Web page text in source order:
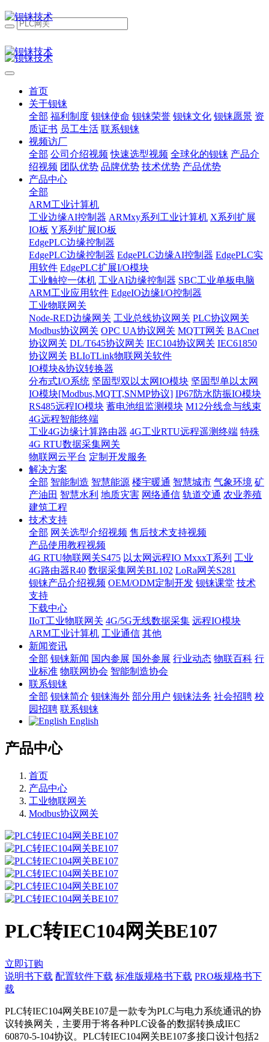
首页
关于钡铼
全部 福利制度 钡铼使命 钡铼荣誉 钡铼文化 钡铼愿景 资
质证书 员工生活 联系钡铼
视频访厂
全部 公司介绍视频 快速选型视频 全球化的钡铼 产品介
绍视频 团队优势 品牌优势 技术优势 产品优势
产品中心
全部
ARM工业计算机
工业边缘AI控制器 ARMxy系列工业计算机 X系列扩展
IO板 Y系列扩展IO板
EdgePLC边缘控制器
EdgePLC边缘控制器 EdgePLC边缘AI控制器 EdgePLC实
用软件 EdgePLC扩展I/O模块
工业触控一体机 工业AI边缘控制器 SBC工业单板电脑
ARM工业应用软件 EdgeIO边缘I/O控制器
工业物联网关
Node-RED边缘网关 工业总线协议网关 PLC协议网关
Modbus协议网关 OPC UA协议网关 MQTT网关 BACnet
协议网关 DL/T645协议网关 IEC104协议网关 IEC61850
协议网关 BLIoTLink物联网关软件
IO模块&协议转换器
分布式I/O系统 坚固型双以太网IO模块 坚固型单以太网
IO模块[Modbus,MQTT,SNMP协议] IP67防水防振IO模块
RS485远程IO模块 蓄电池组监测模块 M12分线盒与线束
4G远程智能终端
工业4G边缘计算路由器 4G工业RTU远程遥测终端 特殊
4G RTU数据采集网关
物联网云平台 定制开发服务
解决方案
全部 智能制造 智慧能源 楼宇暖通 智慧城市 气象环境 矿
产油田 智慧水利 地质灾害 网络通信 轨道交通 农业养殖
建筑工程
技术支持
全部 网关选型介绍视频 售后技术支持视频
产品使用教程视频
4G RTU物联网关S475 以太网远程IO MxxxT系列 工业
4G路由器R40 数据采集网关BL102 LoRa网关S281
钡铼产品介绍视频 OEM/ODM定制开发 钡铼课堂 技术
支持
下载中心
IIoT工业物联网关 4G/5G无线数据采集 远程IO模块
ARM工业计算机 工业通信 其他
新闻资讯
全部 钡铼新闻 国内参展 国外参展 行业动态 物联百科 行
业标准 物联网协会 智能制造协会
联系钡铼
全部 钡铼简介 钡铼海外 部分用户 钡铼法务 社会招聘 校
园招聘 联系钡铼
English
产品中心
首页
产品中心
工业物联网关
Modbus协议网关
PLC转IEC104网关BE107
立即订购
说明书下载 配置软件下载 标准版规格书下载 PRO板规格书下
载
PLC转IEC104网关BE107是一款专为PLC与电力系统通讯的协
议转换网关，主要用于将各种PLC设备的数据转换成IEC
60870-5-104协议。PLC转IEC104网关BE107多接口设计包括2